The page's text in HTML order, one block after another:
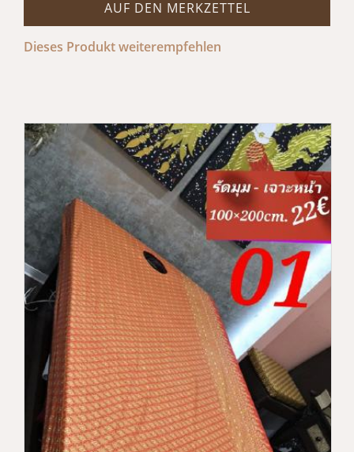
AUF DEN MERKZETTEL
Dieses Produkt weiterempfehlen